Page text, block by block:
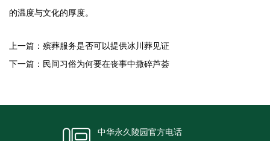
的温度与文化的厚度。
上一篇： 殡葬服务是否可以提供冰川葬见证
下一篇： 民间习俗为何要在丧事中撒碎芦荟
中华永久陵园官方电话